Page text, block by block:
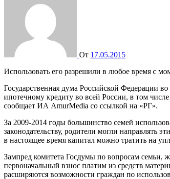
От 17.05.2015
Использовать его разрешили в любое время с
Государственная дума Российской Федерации
ипотечному кредиту во всей России, в том
сообщает ИА AmurMedia со ссылкой на «РГ».
За 2009-2014 годы большинство семей
законодательству, родители могли направлять
в настоящее время капитал можно тратить на
Зампред комитета Госдумы по вопросам семьи,
первоначальный взнос платим из средств
расширяются возможности граждан по